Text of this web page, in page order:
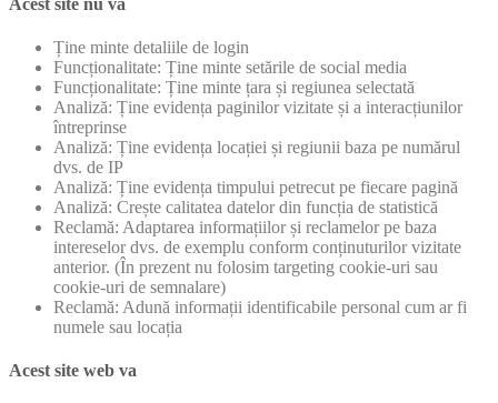
Ține minte detaliile de login
Funcționalitate: Ține minte setările de social media
Funcționalitate: Ține minte țara și regiunea selectată
Analiză: Ține evidența paginilor vizitate și a interacțiunilor
întreprinse
Analiză: Ține evidența locației și regiunii baza pe numărul
dvs. de IP
Analiză: Ține evidența timpului petrecut pe fiecare pagină
Analiză: Crește calitatea datelor din funcția de statistică
Reclamă: Adaptarea informațiilor și reclamelor pe baza
intereselor dvs. de exemplu conform conținuturilor vizitate
anterior. (În prezent nu folosim targeting cookie-uri sau
cookie-uri de semnalare)
Reclamă: Adună informații identificabile personal cum ar fi
numele sau locația
Acest site web va